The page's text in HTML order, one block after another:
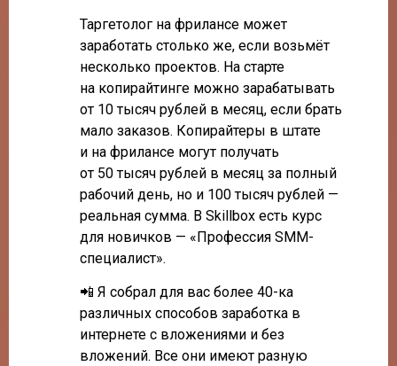
Таргетолог на фрилансе может
заработать столько же, если возьмёт
несколько проектов. На старте
на копирайтинге можно зарабатывать
от 10 тысяч рублей в месяц, если брать
мало заказов. Копирайтеры в штате
и на фрилансе могут получать
от 50 тысяч рублей в месяц за полный
рабочий день, но и 100 тысяч рублей —
реальная сумма. В Skillbox есть курс
для новичков — «Профессия SMM-
специалист».
📲 Я собрал для вас более 40-ка
различных способов заработка в
интернете с вложениями и без
вложений. Все они имеют разную